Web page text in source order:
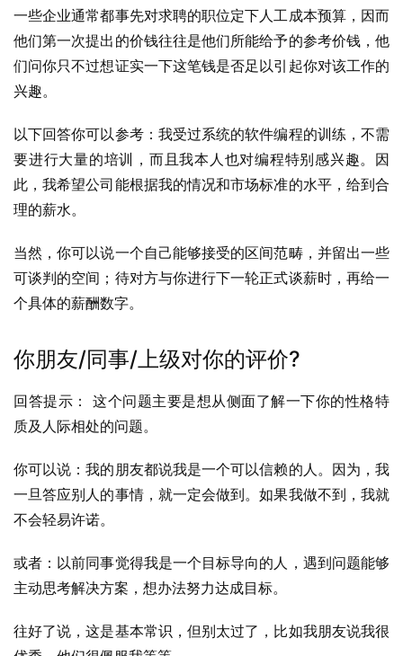
一些企业通常都事先对求聘的职位定下人工成本预算，因而
他们第一次提出的价钱往往是他们所能给予的参考价钱，他
们问你只不过想证实一下这笔钱是否足以引起你对该工作的
兴趣。
以下回答你可以参考：我受过系统的软件编程的训练，不需
要进行大量的培训，而且我本人也对编程特别感兴趣。因
此，我希望公司能根据我的情况和市场标准的水平，给到合
理的薪水。
当然，你可以说一个自己能够接受的区间范畴，并留出一些
可谈判的空间；待对方与你进行下一轮正式谈薪时，再给一
个具体的薪酬数字。
你朋友/同事/上级对你的评价?
回答提示： 这个问题主要是想从侧面了解一下你的性格特
质及人际相处的问题。
你可以说：我的朋友都说我是一个可以信赖的人。因为，我
一旦答应别人的事情，就一定会做到。如果我做不到，我就
不会轻易许诺。
或者：以前同事觉得我是一个目标导向的人，遇到问题能够
主动思考解决方案，想办法努力达成目标。
往好了说，这是基本常识，但别太过了，比如我朋友说我很